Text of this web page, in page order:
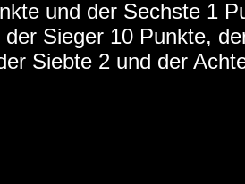
und der Sechste 1
der Sieger 10 Punkte,
Siebte 2 und der